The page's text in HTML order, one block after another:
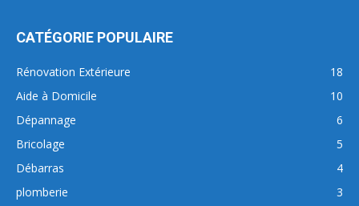
CATÉGORIE POPULAIRE
Rénovation Extérieure
18
Aide à Domicile
10
Dépannage
6
Bricolage
5
Débarras
4
plomberie
3